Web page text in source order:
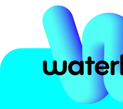
Attractions
Εισιτήρια